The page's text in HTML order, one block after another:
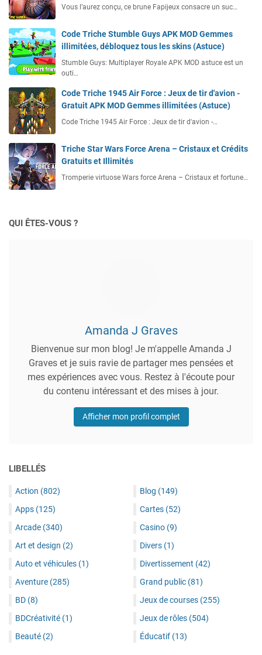
Vous l’aurez conçu, ce brune Fapijeux consacre un suc…
Code Triche Stumble Guys APK MOD Gemmes
illimitées, débloquez tous les skins (Astuce)
Stumble Guys: Multiplayer Royale APK MOD astuce est un
outi…
Code Triche 1945 Air Force : Jeux de tir d'avion -
Gratuit APK MOD Gemmes illimitées (Astuce)
Code Triche 1945 Air Force : Jeux de tir d'avion -…
Triche Star Wars Force Arena – Cristaux et Crédits
Gratuits et Illimités
Tromperie virtuose Wars force Arena – Cristaux et fortune…
QUI ÊTES-VOUS ?
Amanda J Graves
Bienvenue sur mon blog! Je m'appelle Amanda J
Graves et je suis ravie de partager mes pensées et
mes expériences avec vous. Restez à l'écoute pour
du contenu intéressant et des mises à jour.
Afficher mon profil complet
LIBELLÉS
Action (802)
Apps (125)
Arcade (340)
Art et design (2)
Auto et véhicules (1)
Aventure (285)
BD (8)
BDCréativité (1)
Beauté (2)
Blog (149)
Cartes (52)
Casino (9)
Divers (1)
Divertissement (42)
Grand public (81)
Jeux de courses (255)
Jeux de rôles (504)
Éducatif (13)